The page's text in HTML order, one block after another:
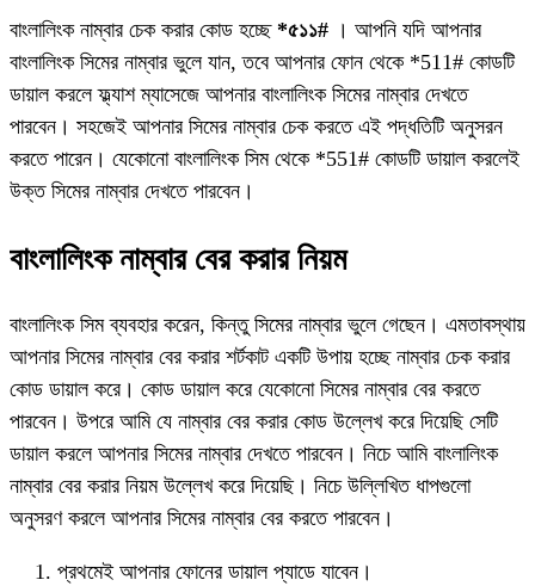
বাংলালিংক নাম্বার চেক করার কোড হচ্ছে *৫১১# । আপনি যদি আপনার
বাংলালিংক সিমের নাম্বার ভুলে যান, তবে আপনার ফোন থেকে *511# কোডটি
ডায়াল করলে ফ্ল্যাশ ম্যাসেজে আপনার বাংলালিংক সিমের নাম্বার দেখতে
পারবেন। সহজেই আপনার সিমের নাম্বার চেক করতে এই পদ্ধতিটি অনুসরন
করতে পারেন। যেকোনো বাংলালিংক সিম থেকে *551# কোডটি ডায়াল করলেই
উক্ত সিমের নাম্বার দেখতে পারবেন।
বাংলালিংক নাম্বার বের করার নিয়ম
বাংলালিংক সিম ব্যবহার করেন, কিন্তু সিমের নাম্বার ভুলে গেছেন। এমতাবস্থায়
আপনার সিমের নাম্বার বের করার শর্টকাট একটি উপায় হচ্ছে নাম্বার চেক করার
কোড ডায়াল করে। কোড ডায়াল করে যেকোনো সিমের নাম্বার বের করতে
পারবেন। উপরে আমি যে নাম্বার বের করার কোড উল্লেখ করে দিয়েছি সেটি
ডায়াল করলে আপনার সিমের নাম্বার দেখতে পারবেন। নিচে আমি বাংলালিংক
নাম্বার বের করার নিয়ম উল্লেখ করে দিয়েছি। নিচে উল্লিখিত ধাপগুলো
অনুসরণ করলে আপনার সিমের নাম্বার বের করতে পারবেন।
প্রথমেই আপনার ফোনের ডায়াল প্যাডে যাবেন।